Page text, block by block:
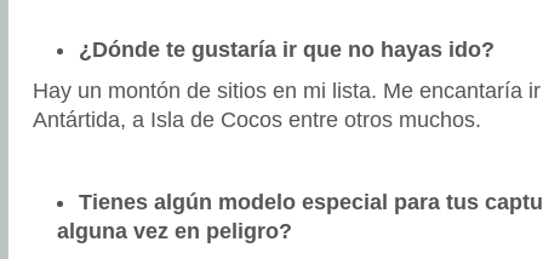
¿Dónde te gustaría ir que no hayas ido?
Hay un montón de sitios en mi lista. Me encantaría
Antártida, a Isla de Cocos entre otros muchos.
Tienes algún modelo especial para tus
alguna vez en peligro?